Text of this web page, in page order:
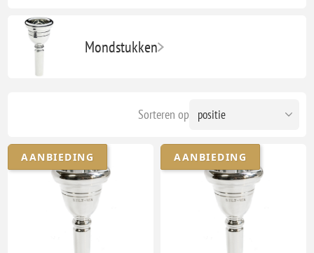
Mondstukken
Sorteren op
AANBIEDING AANBIEDING